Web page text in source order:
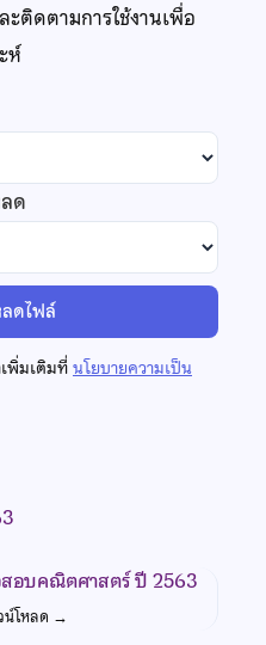
ะติดตามการใช้งานเพื่อ
ห์
ด
ดไฟล์
พิ่มเติมที่นโยบายความเป็น
อบคณิตศาสตร์ ปี 2563
น์โหลด →